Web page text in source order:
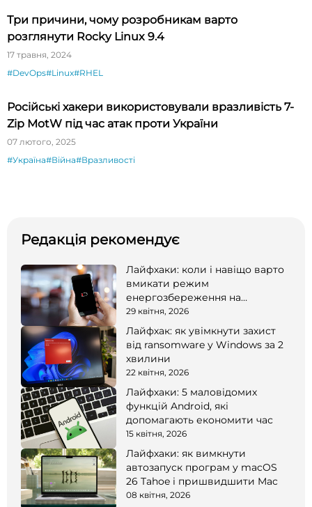
Три причини, чому розробникам варто
розглянути Rocky Linux 9.4
17 травня, 2024
#DevOps#Linux#RHEL
Російські хакери використовували вразливість 7-
Zip MotW під час атак проти України
07 лютого, 2025
#Україна#Війна#Вразливості
Редакція рекомендує
Лайфхаки: коли і навіщо варто
вмикати режим
енергозбереження на
смартфоні
29 квітня, 2026
Лайфхак: як увімкнути захист
від ransomware у Windows за 2
хвилини
22 квітня, 2026
Лайфхаки: 5 маловідомих
функцій Android, які
допомагають економити час
15 квітня, 2026
Лайфхаки: як вимкнути
автозапуск програм у macOS
26 Tahoe і пришвидшити Mac
08 квітня, 2026